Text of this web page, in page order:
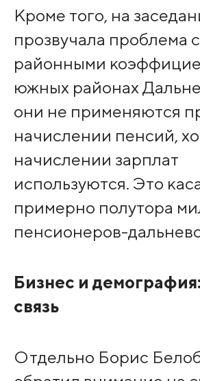
Кроме того, на
прозвучала проблема с
районными
южных районах
они не применяются
начислении пенсий,
начислении зарплат
используются. Это
примерно полутора
пенсионеров-
Бизнес и
связь
Отдельно Борис